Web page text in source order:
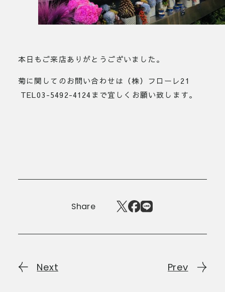
本日もご来店ありがとうございました。
菊に関してのお問い合わせは（株）フローレ21
TEL03-5492-4124まで宜しくお願い致します。
Share
Next Prev